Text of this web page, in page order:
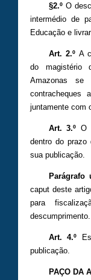
§2.ºO
intermédio de
Educação e
Art. 2.º A
do magistério
Amazonas se
contracheques
juntamente com
Art. 3.º O
dentro do
sua publicação.
Parágrafo
caput deste
para
descumprimento.
Art. 4.º
publicação.
PAÇO DA